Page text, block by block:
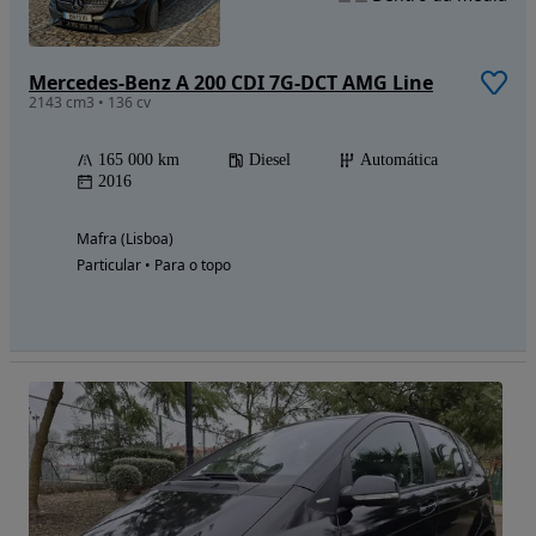
Mercedes-Benz A 200 CDI 7G-DCT AMG Line
2143 cm3 • 136 cv
165 000 km Diesel
Automática
2016
Mafra (Lisboa)
Particular • Para o topo